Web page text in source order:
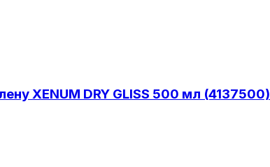
XENUM DRY GLISS 500 мл (4137500)